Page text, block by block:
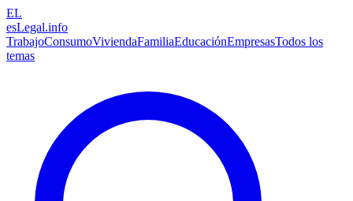
EL
esLegal.info
TrabajoConsumoViviendaFamiliaEducaciónEmpresasTodos los
temas